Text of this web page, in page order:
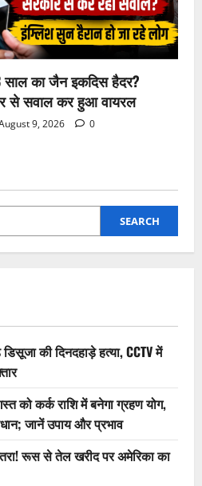
साल का जैन इकदिस हैदर?
से सवाल कर हुआ वायरल
9, 2026 0
SEARCH
की दिनदहाड़े हत्या, CCTV में
को कर्क राशि में बनेगा ग्रहण योग,
जानें उपाय और प्रभाव
रूस से तेल खरीद पर अमेरिका का